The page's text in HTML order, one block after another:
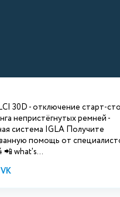
30D - отключение старт-
непристёгнутых ремней -
система IGLA Получите
помощь от
📲 what's...